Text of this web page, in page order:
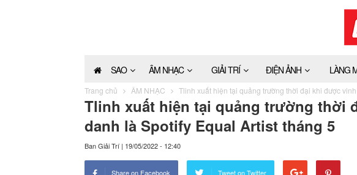
SAO ÂM NHẠC GIẢI TRÍ ĐIỆN ẢNH LÀNG
Trang chủ ÂM NHẠC Tlinh xuất hiện tại quảng trường thời đại khi được
Tlinh xuất hiện tại quảng trường thời
danh là Spotify Equal Artist tháng 5
Ban Giải Trí | 19/05/2022 - 12:40
Share on Facebook Tweet on Twitter